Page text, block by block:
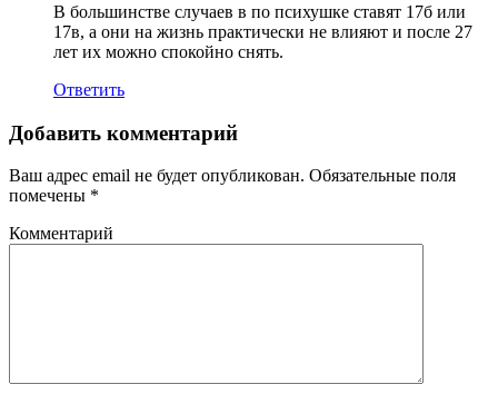
В большинстве случаев в по психушке ставят 17б или
17в, а они на жизнь практически не влияют и после 27
лет их можно спокойно снять.
Ответить
Добавить комментарий
Ваш адрес email не будет опубликован. Обязательные поля
помечены *
Комментарий